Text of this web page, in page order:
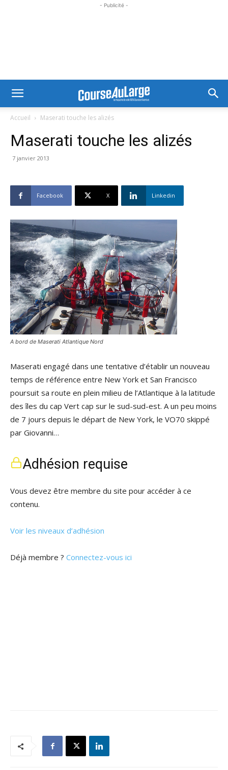
- Publicité -
Accueil Maserati touche les alizés
Maserati touche les alizés
7 janvier 2013
Facebook X Linkedin
A bord de Maserati Atlantique Nord
Maserati engagé dans une tentative d’établir un nouveau
temps de référence entre New York et San Francisco
poursuit sa route en plein milieu de l’Atlantique à la latitude
des îles du cap Vert cap sur le sud-sud-est. A un peu moins
de 7 jours depuis le départ de New York, le VO70 skippé
par Giovanni…
Adhésion requise
Vous devez être membre du site pour accéder à ce
contenu.
Voir les niveaux d’adhésion
Déjà membre ? Connectez-vous ici